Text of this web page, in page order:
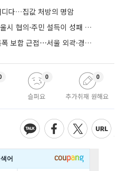
디다…집값 처방의 명암
정부 공급카드 임박…서울시 협의·주민 설득이 성패 가른다
강남·서초 아파트값 오름폭 보합 근접⋯서울 외곽·경기 남부 중심 매수세
슬퍼요
0
추가취재 원해요
0